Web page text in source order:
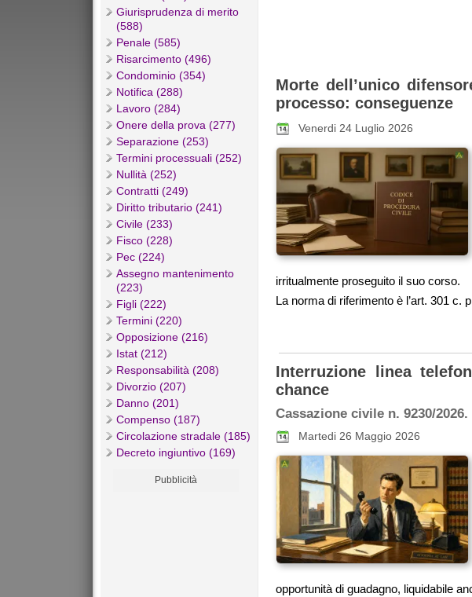
Giurisprudenza di merito
(588)
Penale (585)
Risarcimento (496)
Condominio (354)
Notifica (288)
Lavoro (284)
Onere della prova (277)
Separazione (253)
Termini processuali (252)
Nullità (252)
Contratti (249)
Diritto tributario (241)
Civile (233)
Fisco (228)
Pec (224)
Assegno mantenimento
(223)
Figli (222)
Termini (220)
Opposizione (216)
Istat (212)
Responsabilità (208)
Divorzio (207)
Danno (201)
Compenso (187)
Circolazione stradale (185)
Decreto ingiuntivo (169)
Pubblicità
Morte dell’unico
processo: conseguenze
Venerdi 24 Luglio 2026
irritualmente proseguito il suo corso.
La norma di riferimento è l’art. 301 c.
Interruzione linea
chance
Cassazione civile n. 9230/2026.
Martedi 26 Maggio 2026
opportunità di guadagno, liquidabile